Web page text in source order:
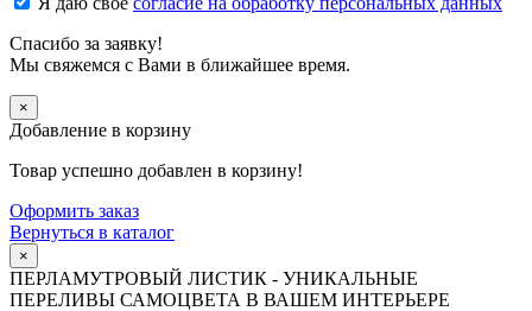
Спасибо за заявку!
Мы свяжемся с Вами в ближайшее время.
×
Добавление в корзину
Товар успешно добавлен в корзину!
Оформить заказ
Вернуться в каталог
×
ПЕРЛАМУТРОВЫЙ ЛИСТИК - УНИКАЛЬНЫЕ
ПЕРЕЛИВЫ САМОЦВЕТА В ВАШЕМ ИНТЕРЬЕРЕ